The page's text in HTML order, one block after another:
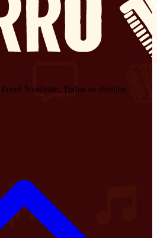
Nordeste. Todos os direitos